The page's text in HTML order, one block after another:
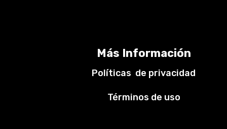
Más Información
Políticas de privacidad
Términos de uso